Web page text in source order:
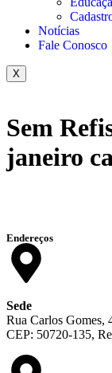
Notícias
Fale Conosco
X
Sem
janeiro
Endereços
Sede
Rua Carlos Gomes,
CEP: 50720-135,